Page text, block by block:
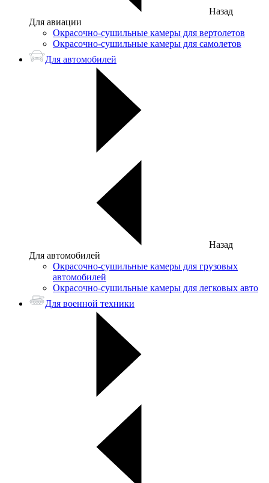
Назад
Для авиации
Окрасочно-сушильные камеры для вертолетов
Окрасочно-сушильные камеры для самолетов
Для автомобилей
Назад
Для автомобилей
Окрасочно-сушильные камеры для грузовых
автомобилей
Окрасочно-сушильные камеры для легковых авто
Для военной техники